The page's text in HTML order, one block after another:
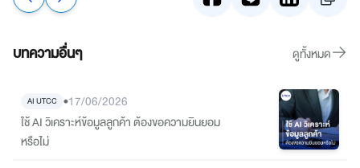
บทความอื่นๆ ดูทั้งหมด
AI UTCC •17/06/2026
ใช้ AI วิเคราะห์ข้อมูลลูกค้า ต้องขอความยินยอม
หรือไม่